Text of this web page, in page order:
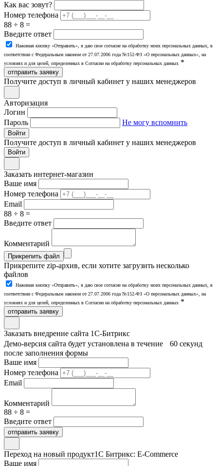
Как вас зовут?
Номер телефона
88 ÷ 8 =
Введите ответ
Нажимая кнопку «Отправить», я даю свое согласие на обработку моих персональных данных, в
соответствии с Федеральным законом от 27.07.2006 года №152-ФЗ «О персональных данных», на
условиях и для целей, определенных в Согласии на обработку персональных данных *
отправить заявку
Получите доступ в личный кабинет у наших менеджеров
Авторизация
Логин
Пароль
Не могу вспомнить
Войти
Получите доступ в личный кабинет у наших менеджеров
Заказать интернет-магазин
Ваше имя
Номер телефона
Email
88 ÷ 8 =
Введите ответ
Комментарий
Прикрепить файл
Прикрепите zip-архив, если хотите загрузить несколько
файлов
Нажимая кнопку «Отправить», я даю свое согласие на обработку моих персональных данных, в
соответствии с Федеральным законом от 27.07.2006 года №152-ФЗ «О персональных данных», на
условиях и для целей, определенных в Согласии на обработку персональных данных *
отправить заявку
Заказать внедрение сайта 1С-Битрикс
Демо-версия сайта будет установлена в течение 60 секунд
после заполнения формы
Ваше имя
Номер телефона
Email
Комментарий
88 ÷ 8 =
Введите ответ
отправить заявку
Переход на новый продукт1С Битрикс: E-Commerce
Ваше имя